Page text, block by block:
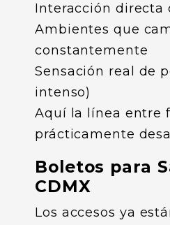
Interacción directa
Ambientes que
constantemente
Sensación real de
intenso)
Aquí la línea entre
prácticamente
Boletos para
CDMX
Los accesos ya